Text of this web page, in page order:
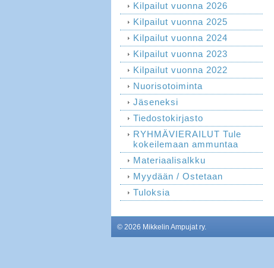
Kilpailut vuonna 2026
Kilpailut vuonna 2025
Kilpailut vuonna 2024
Kilpailut vuonna 2023
Kilpailut vuonna 2022
Nuorisotoiminta
Jäseneksi
Tiedostokirjasto
RYHMÄVIERAILUT Tule
kokeilemaan ammuntaa
Materiaalisalkku
Myydään / Ostetaan
Tuloksia
© 2026 Mikkelin Ampujat ry.